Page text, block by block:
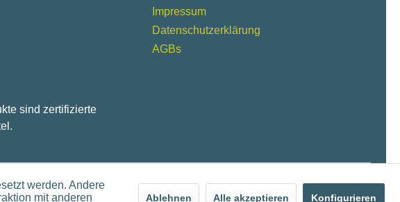
sind zertifizierte
Impressum
Datenschutzerklärung
AGBs
werden. Andere
mit anderen
Ablehnen Alle akzeptieren Konfigurieren